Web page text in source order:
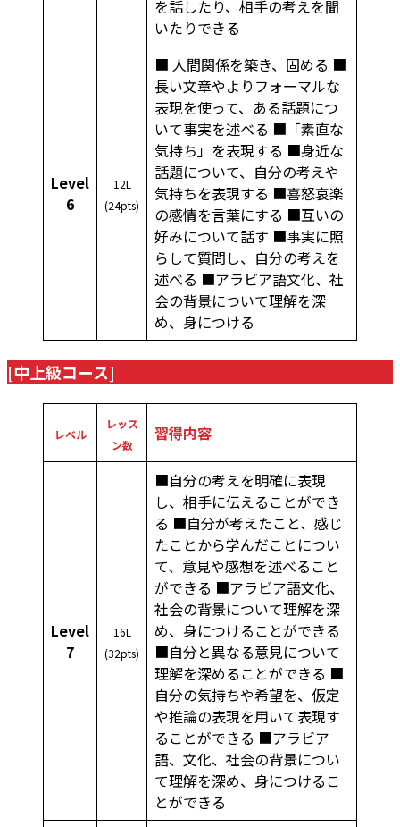
を話したり、相手の考えを聞
いたりできる
Level
6
12L
(24pts)
■ 人間関係を築き、固める ■
長い文章やよりフォーマルな
表現を使って、ある話題につ
いて事実を述べる ■「素直な
気持ち」を表現する ■身近な
話題について、自分の考えや
気持ちを表現する ■喜怒哀楽
の感情を言葉にする ■互いの
好みについて話す ■事実に照
らして質問し、自分の考えを
述べる ■アラビア語文化、社
会の背景について理解を深
め、身につける
[中上級コース]
レベル
レッス
ン数
習得内容
Level
7
16L
(32pts)
■自分の考えを明確に表現
し、相手に伝えることができ
る ■自分が考えたこと、感じ
たことから学んだことについ
て、意見や感想を述べること
ができる ■アラビア語文化、
社会の背景について理解を深
め、身につけることができる
■自分と異なる意見について
理解を深めることができる ■
自分の気持ちや希望を、仮定
や推論の表現を用いて表現す
ることができる ■アラビア
語、文化、社会の背景につい
て理解を深め、身につけるこ
とができる